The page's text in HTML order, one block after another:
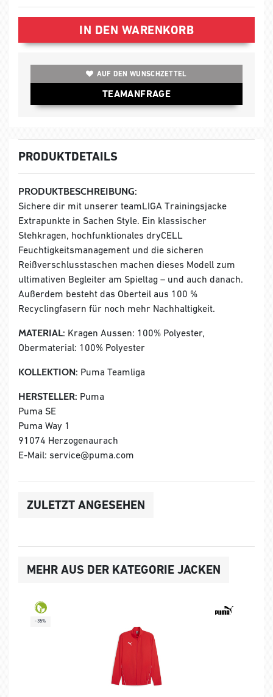
IN DEN WARENKORB
AUF DEN WUNSCHZETTEL
TEAMANFRAGE
PRODUKTDETAILS
PRODUKTBESCHREIBUNG:
Sichere dir mit unserer teamLIGA Trainingsjacke
Extrapunkte in Sachen Style. Ein klassischer
Stehkragen, hochfunktionales dryCELL
Feuchtigkeitsmanagement und die sicheren
Reißverschlusstaschen machen dieses Modell zum
ultimativen Begleiter am Spieltag – und auch danach.
Außerdem besteht das Oberteil aus 100 %
Recyclingfasern für noch mehr Nachhaltigkeit.
MATERIAL: Kragen Aussen: 100% Polyester,
Obermaterial: 100% Polyester
KOLLEKTION: Puma Teamliga
HERSTELLER: Puma
Puma SE
Puma Way 1
91074 Herzogenaurach
E-Mail: service@puma.com
ZULETZT ANGESEHEN
MEHR AUS DER KATEGORIE JACKEN
-35%